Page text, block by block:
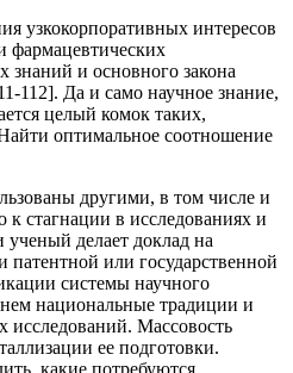
узкокорпоративных интересов
фармацевтических
знаний и основного закона
112]. Да и само научное знание,
целый комок таких,
оптимальное соотношение
другими, в том числе и
стагнации в исследованиях и
делает доклад на
или государственной
системы научного
национальные традиции и
исследований. Массовость
ее подготовки.